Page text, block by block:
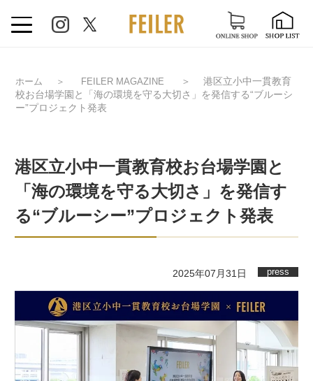
ホーム ＞ FEILER MAGAZINE ＞
港区立小中一貫教育
校お台場学園と「海の環境を守る大切さ」を発信する“ブルーシ
ー”プロジェクト発表
港区立小中一貫教育校お台場学園と
「海の環境を守る大切さ」を発信す
る“ブルーシー”プロジェクト発表
2025年07月31日 press